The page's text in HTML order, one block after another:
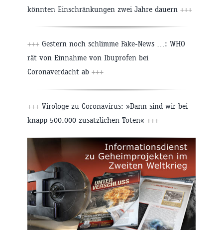
könnten Einschränkungen zwei Jahre dauern +++
+++ Gestern noch schlimme Fake-News …: WHO
rät von Einnahme von Ibuprofen bei
Coronaverdacht ab +++
+++ Virologe zu Coronavirus: »Dann sind wir bei
knapp 500.000 zusätzlichen Toten« +++